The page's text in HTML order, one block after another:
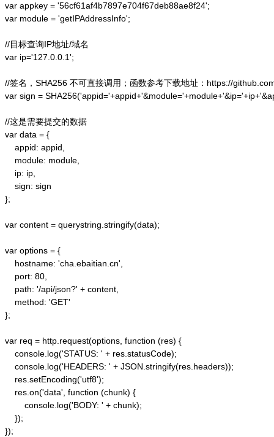
var appkey = '56cf61af4b7897e704f67deb88ae8f24';
var module = 'getIPAddressInfo';
//目标查询IP地址/域名
var ip='127.0.0.1';
//签名，SHA256 不可直接调用；函数参考下载地址：https://
var sign =
//这是需要提交的数据
var data = {
    appid: appid,
    module: module,
    ip: ip,
    sign: sign
};
var content = querystring.stringify(data);
var options = {
    hostname: 'cha.ebaitian.cn',
    port: 80,
    path: '/api/json?' + content,
    method: 'GET'
};
var req = http.request(options, function (res) {
    console.log('STATUS: ' + res.statusCode);
    console.log('HEADERS: ' + JSON.stringify(res.headers));
    res.setEncoding('utf8');
    res.on('data', function (chunk) {
        console.log('BODY: ' + chunk);
    });
});